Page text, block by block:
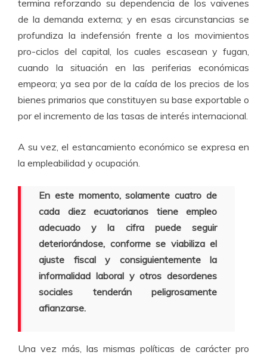
termina reforzando su dependencia de los vaivenes
de la demanda externa; y en esas circunstancias se
profundiza la indefensión frente a los movimientos
pro-ciclos del capital, los cuales escasean y fugan,
cuando la situación en las periferias económicas
empeora; ya sea por de la caída de los precios de los
bienes primarios que constituyen su base exportable o
por el incremento de las tasas de interés internacional.
A su vez, el estancamiento económico se expresa en
la empleabilidad y ocupación.
En este momento, solamente cuatro de
cada diez ecuatorianos tiene empleo
adecuado y la cifra puede seguir
deteriorándose, conforme se viabiliza el
ajuste fiscal y consiguientemente la
informalidad laboral y otros desordenes
sociales tenderán peligrosamente
afianzarse.
Una vez más, las mismas políticas de carácter pro